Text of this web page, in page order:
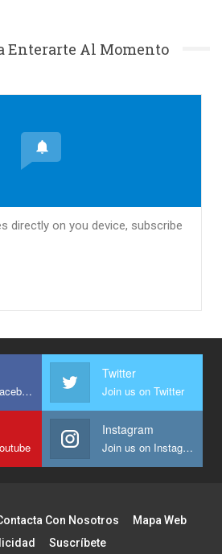
Enterarte Al Momento
directly on you device, subscribe
Join us on Facebook
Twitter
Join us on Twitter
Instagram
Join us on Instagram
Con Nosotros
Mapa Web
Suscríbete